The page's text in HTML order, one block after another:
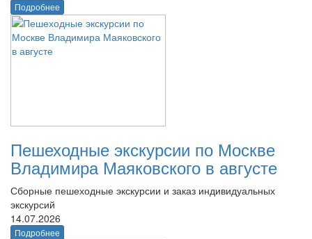
Подробнее
Пешеходные экскурсии по Москве
Владимира Маяковского в августе
Сборные пешеходные экскурсии и заказ индивидуальных
экскурсий
14.07.2026
Подробнее